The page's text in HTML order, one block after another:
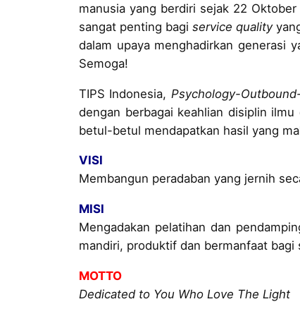
manusia yang berdiri sejak 22
sangat penting bagi service quality
dalam upaya menghadirkan generasi
Semoga!
TIPS Indonesia, Psychology-
dengan berbagai keahlian disiplin
betul-betul mendapatkan hasil yang
VISI
Membangun peradaban yang jernih
MISI
Mengadakan pelatihan dan
mandiri, produktif dan bermanfaat bagi
MOTTO
Dedicated to You Who Love The Light